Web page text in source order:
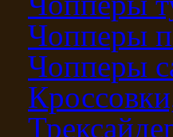
Чопперы
Чопперы